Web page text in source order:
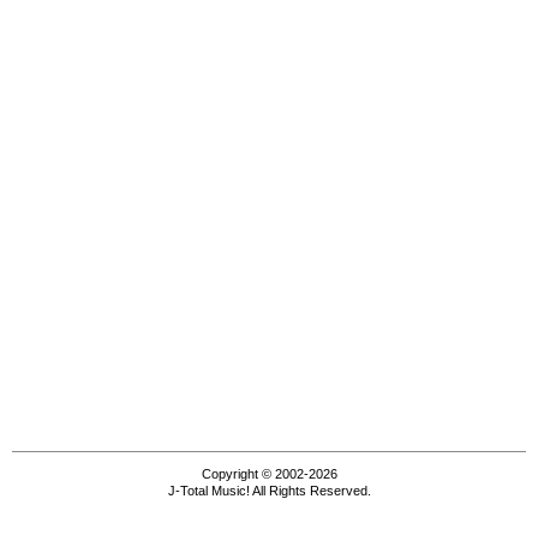
Copyright © 2002-2026
J-Total Music! All Rights Reserved.